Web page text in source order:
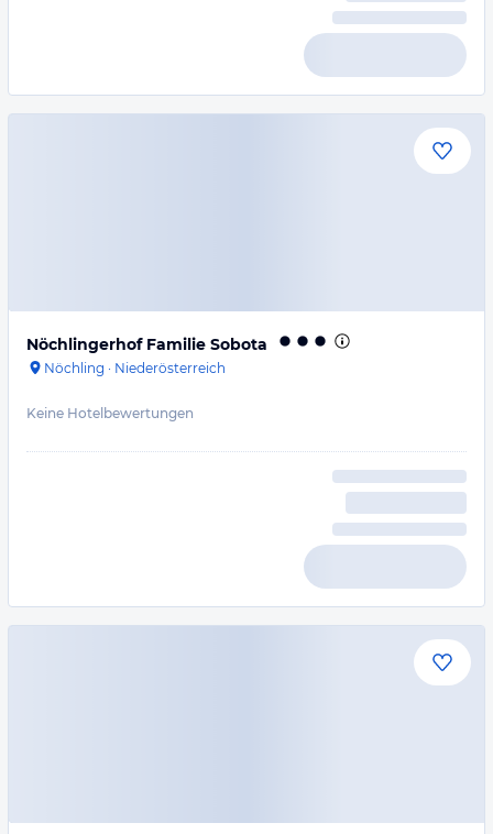
Nöchlingerhof Familie Sobota
Nöchling · Niederösterreich
Keine Hotelbewertungen